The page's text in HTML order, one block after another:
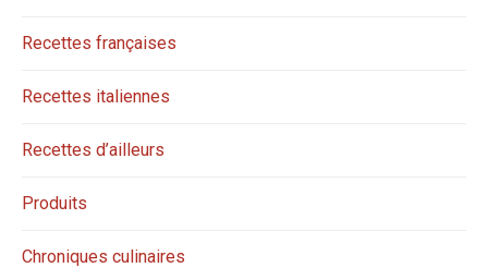
Recettes françaises
Recettes italiennes
Recettes d’ailleurs
Produits
Chroniques culinaires